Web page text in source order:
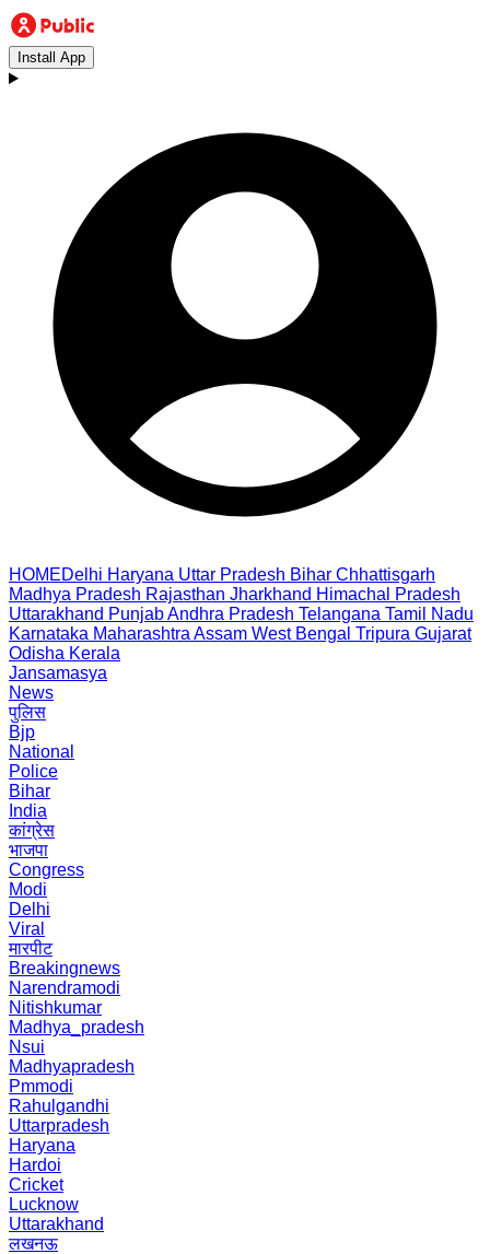
Install App
HOMEDelhi Haryana Uttar Pradesh Bihar Chhattisgarh
Madhya Pradesh Rajasthan Jharkhand Himachal Pradesh
Uttarakhand PunjabAndhra Pradesh Telangana Tamil Nadu
Karnataka Maharashtra Assam West Bengal Tripura Gujarat
Odisha Kerala
Jansamasya
News
पुलिस
Bjp
National
Police
Bihar
India
कांग्रेस
भाजपा
Congress
Modi
Delhi
Viral
मारपीट
Breakingnews
Narendramodi
Nitishkumar
Madhya_pradesh
Nsui
Madhyapradesh
Pmmodi
Rahulgandhi
Uttarpradesh
Haryana
Hardoi
Cricket
Lucknow
Uttarakhand
लखनऊ